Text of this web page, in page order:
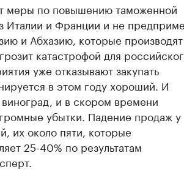
меры по повышению таможенной
Италии и Франции и не
и Абхазию, которые производят
катастрофой для
уже отказывают закупать
в этом году хороший. И
и в скором времени
убытки. Падение продаж у
их около пяти, которые
25-40% по результатам